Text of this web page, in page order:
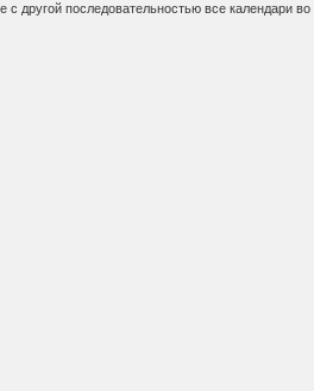
другой последовательностью все календари